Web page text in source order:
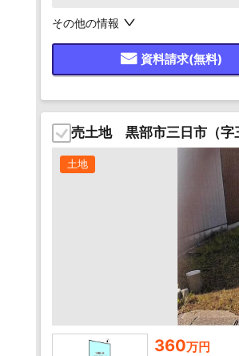
その他の情報
資料請求(無料)
売土地 黒部市三日市（字
土地
360万円